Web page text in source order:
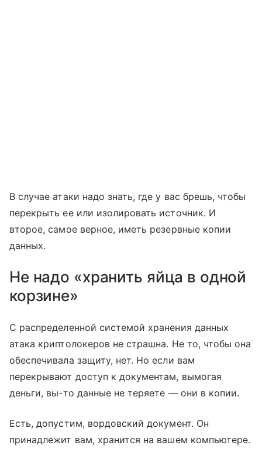
В случае атаки надо знать, где у вас брешь, чтобы
перекрыть ее или изолировать источник. И
второе, самое верное, иметь резервные копии
данных.
Не надо «хранить яйца в одной
корзине»
С распределенной системой хранения данных
атака криптолокеров не страшна. Не то, чтобы она
обеспечивала защиту, нет. Но если вам
перекрывают доступ к документам, вымогая
деньги, вы-то данные не теряете — они в копии.
Есть, допустим, вордовский документ. Он
принадлежит вам, хранится на вашем компьютере.